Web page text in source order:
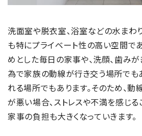
洗面室や脱衣室、浴室などの水まわ
も特にプライベート性の高い空間で
めとした毎日の家事や、洗顔、歯み
為で家族の動線が行き交う場所でも
れる場所でもあります。そのため、
が悪い場合、ストレスや不満を感じる
家事の負担も大きくなっていきます。